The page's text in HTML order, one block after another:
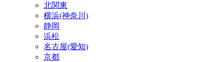
北関東
横浜(神奈川)
静岡
浜松
名古屋(愛知)
京都